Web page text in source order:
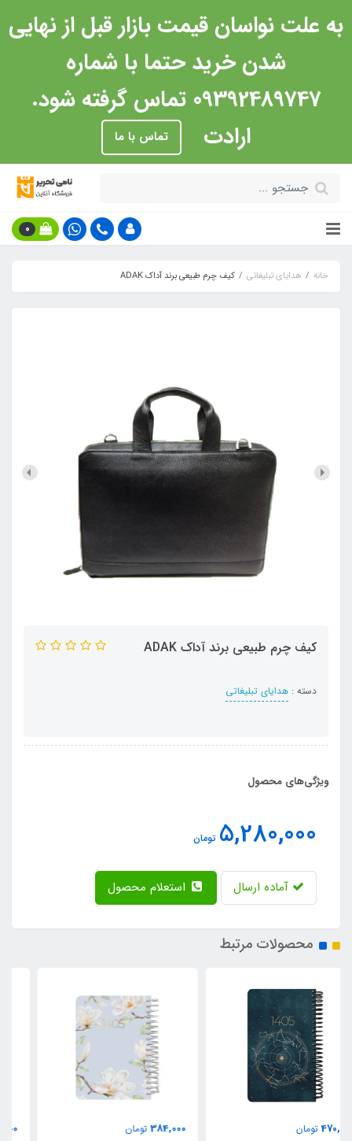
به علت نواسان قیمت بازار قبل از نهایی
شدن خرید حتما با شماره
09392489747 تماس گرفته شود.
ارادت
تماس با ما
0
خانه هدایای تبلیغاتی کیف چرم طبیعی برند آداک ADAK
کیف چرم طبیعی برند آداک ADAK
دسته : هدایای تبلیغاتی
ویژگی‌های محصول
5,280,000 تومان
آماده ارسال
محصولات مرتبط
250,000